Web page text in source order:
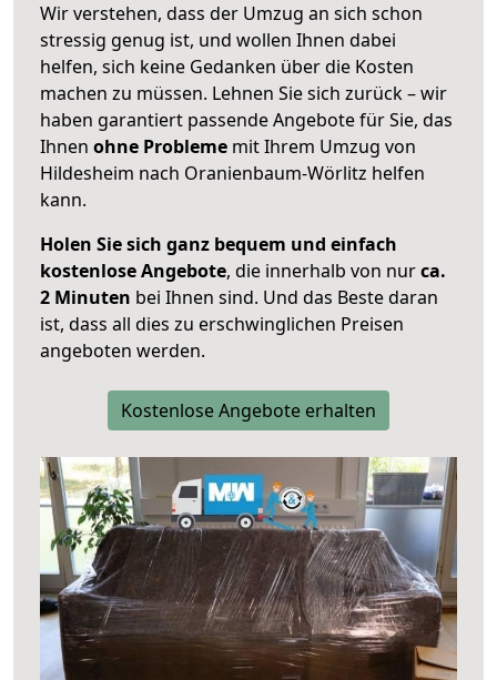
Wir verstehen, dass der Umzug an sich schon
stressig genug ist, und wollen Ihnen dabei
helfen, sich keine Gedanken über die Kosten
machen zu müssen. Lehnen Sie sich zurück – wir
haben garantiert passende Angebote für Sie, das
Ihnen ohne Probleme mit Ihrem Umzug von
Hildesheim nach Oranienbaum-Wörlitz helfen
kann.
Holen Sie sich ganz bequem und einfach
kostenlose Angebote, die innerhalb von nurca.
2 Minuten bei Ihnen sind. Und das Beste daran
ist, dass all dies zu erschwinglichen Preisen
angeboten werden.
Kostenlose Angebote erhalten